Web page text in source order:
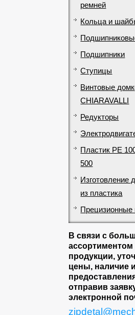
ремней
Кольца и
Подшипники
Ступицы
Винтовые
CHIARAVALLI
Редукторы
Пластик PE
500
Изготовление
из пластика
Прецизионные
В связи с
ассортиментом
продукции,
цены, наличие
отправив
электронной